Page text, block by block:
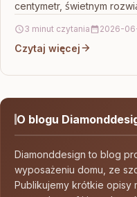
centymetr, świetnym
3 minut czytania 2026-
Czytaj więcej
O blogu
Diamonddesign to blog
wyposażeniu domu, ze
Publikujemy krótkie opisy